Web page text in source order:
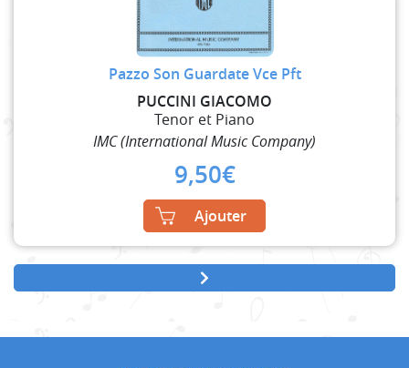
Pazzo Son Guardate Vce Pft
PUCCINI GIACOMO
Tenor et Piano
IMC (International Music Company)
9,50€
Ajouter